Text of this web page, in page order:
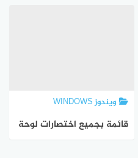
ويندوز WINDOWS
قائمة بجميع اختصارات لوحة